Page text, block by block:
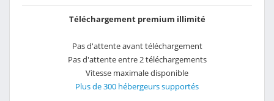
Téléchargement premium illimité
Pas d'attente avant téléchargement
Pas d'attente entre 2 téléchargements
Vitesse maximale disponible
Plus de 300 hébergeurs supportés